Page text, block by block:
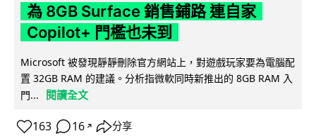
為 8GB Surface 銷售鋪路 連自家
Copilot+ 門檻也未到
Microsoft 被發現靜靜刪除官方網站上，對遊戲玩家要為電腦配
置 32GB RAM 的建議。分析指微軟同時新推出的 8GB RAM 入
門...
閱讀全文
163 16 ↗ 分享